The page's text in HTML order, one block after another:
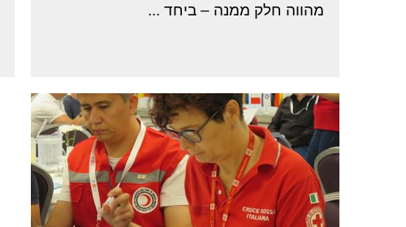
מהווה חלק ממנה – ביחד ...